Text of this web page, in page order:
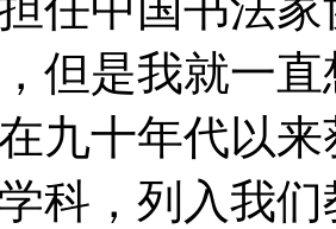
但是我就一
九十年代以
科，列入我